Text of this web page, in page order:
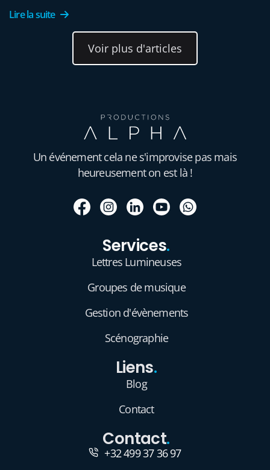
Lire la suite
Voir plus d'articles
Un événement cela ne s'improvise pas mais
heureusement on est là !
Services.
Lettres Lumineuses
Groupes de musique
Gestion d'évènements
Scénographie
Liens.
Blog
Contact
Contact.
+32 499 37 36 97